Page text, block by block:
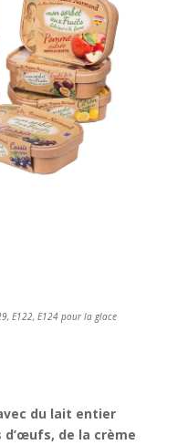
E122, E124 pour la glace
du lait entier
de la crème